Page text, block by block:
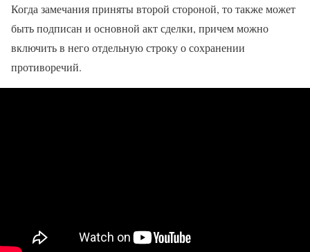
Когда замечания приняты второй стороной, то также может
быть подписан и основной акт сделки, причем можно
включить в него отдельную строку о сохранении
противоречий.